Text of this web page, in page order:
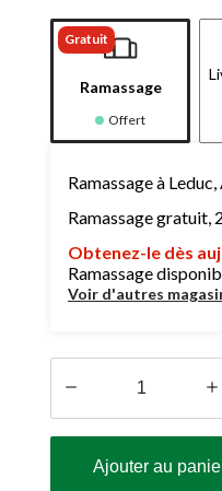
Gratuit
Ramassage
Offert
Ramassage à Leduc,
Ramassage gratuit,
Obtenez-le dès
Ramassage
Voir d'autres
Ajouter au